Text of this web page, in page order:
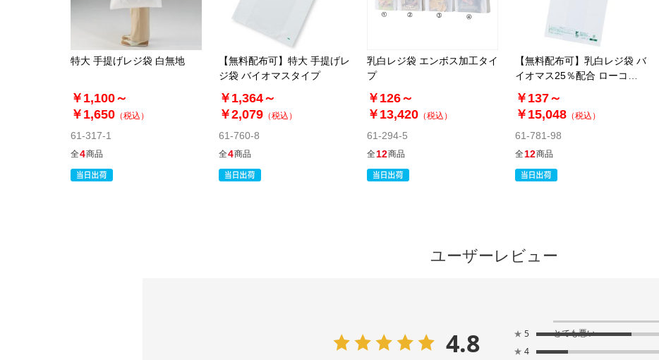
特大 手提げレジ袋 白無地
￥1,100～
￥1,650 （税込）
61-317-1
全4商品
【無料配布可】特大 手提げレ
ジ袋 バイオマスタイプ
￥1,364～
￥2,079 （税込）
61-760-8
全4商品
乳白レジ袋 エンボス加工タイ
プ
￥126～
￥13,420 （税込）
61-294-5
全12商品
【無料配布可】乳白レジ袋 バ
イオマス25％配合 ローコス
トタイプ
￥137～
￥15,048 （税込）
61-781-98
全12商品
ユーザーレビュー
4.8 ★ 5
★ 4
とても悪い